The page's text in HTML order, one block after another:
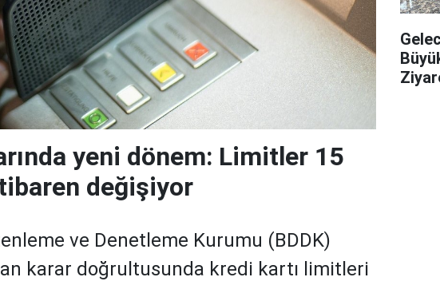
yeni dönem: Limitler 15
değişiyor
ve Denetleme Kurumu (BDDK)
karar doğrultusunda kredi kartı limitleri